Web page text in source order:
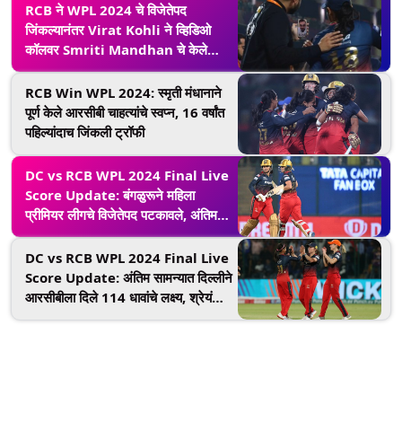
RCB ने WPL 2024 चे विजेतेपद
जिंकल्यानंतर Virat Kohli ने व्हिडिओ
कॉलवर Smriti Mandhan चे केले
अभिनंदन, व्हिडिओ झाला व्हायरल
RCB Win WPL 2024: स्मृती मंधानाने
पूर्ण केले आरसीबी चाहत्यांचे स्वप्न, 16 वर्षांत
पहिल्यांदाच जिंकली ट्रॉफी
DC vs RCB WPL 2024 Final Live
Score Update: बंगळुरूने महिला
प्रीमियर लीगचे विजेतेपद पटकावले, अंतिम
फेरीत दिल्लीचा आठ गडी राखून केला पराभव
DC vs RCB WPL 2024 Final Live
Score Update: अंतिम सामन्यात दिल्लीने
आरसीबीला दिले 114 धावांचे लक्ष्य, श्रेयंका